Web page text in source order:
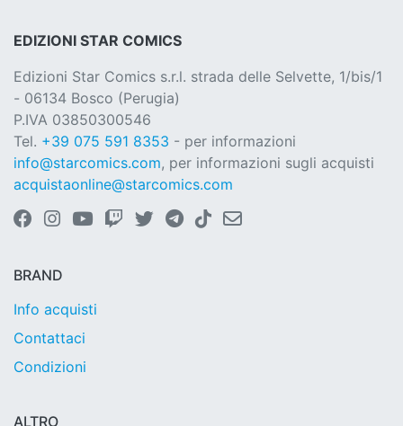
EDIZIONI STAR COMICS
Edizioni Star Comics s.r.l. strada delle Selvette, 1/bis/1
- 06134 Bosco (Perugia)
P.IVA 03850300546
Tel. +39 075 591 8353 - per informazioni
info@starcomics.com, per informazioni sugli acquisti
acquistaonline@starcomics.com
BRAND
Info acquisti
Contattaci
Condizioni
ALTRO